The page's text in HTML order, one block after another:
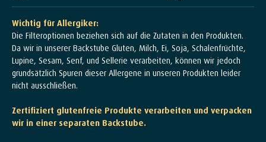
Wichtig für Allergiker:
Die Filteroptionen beziehen sich auf die Zutaten in den Produkten.
Da wir in unserer Backstube Gluten, Milch, Ei, Soja, Schalenfrüchte,
Lupine, Sesam, Senf, und Sellerie verarbeiten, können wir jedoch
grundsätzlich Spuren dieser Allergene in unseren Produkten leider
nicht ausschließen.
Zertifiziert glutenfreie Produkte verarbeiten und verpacken
wir in einer separaten Backstube.